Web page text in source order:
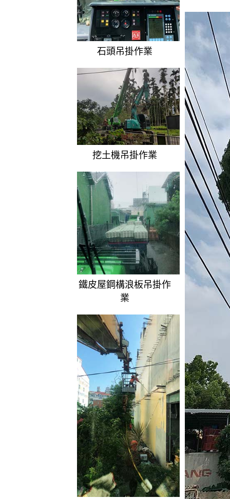
石頭吊掛作業
挖土機吊掛作業
鐵皮屋鋼構浪板吊掛作
業